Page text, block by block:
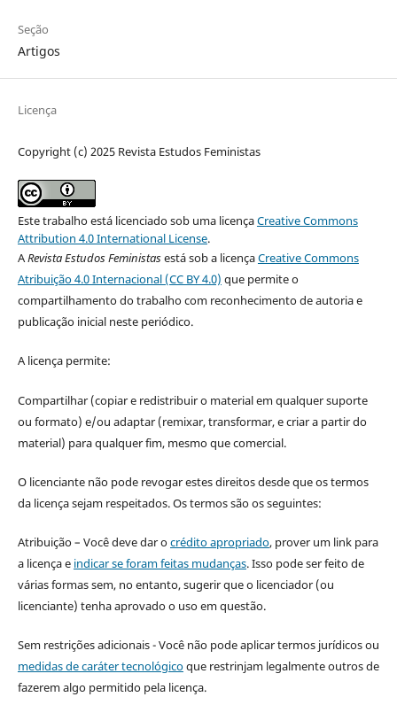
Seção
Artigos
Licença
Copyright (c) 2025 Revista Estudos Feministas
Este trabalho está licenciado sob uma licençaCreative Commons
Attribution 4.0 International License.
ARevista Estudos Feministasestá sob a licençaCreative Commons
Atribuição 4.0 Internacional (CC BY 4.0) que permite o
compartilhamento do trabalho com reconhecimento de autoria e
publicação inicial neste periódico.
A licença permite:
Compartilhar (copiar e redistribuir o material em qualquer suporte
ou formato) e/ou adaptar (remixar, transformar, e criar a partir do
material) para qualquer fim, mesmo que comercial.
O licenciante não pode revogar estes direitos desde que os termos
da licença sejam respeitados. Os termos são os seguintes:
Atribuição – Você deve dar ocrédito apropriado, prover um link para
a licença e indicar se foram feitas mudanças. Isso pode ser feito de
várias formas sem, no entanto, sugerir que o licenciador (ou
licenciante) tenha aprovado o uso em questão.
Sem restrições adicionais - Você não pode aplicar termos jurídicos ou
medidas de caráter tecnológicoque restrinjam legalmente outros de
fazerem algo permitido pela licença.